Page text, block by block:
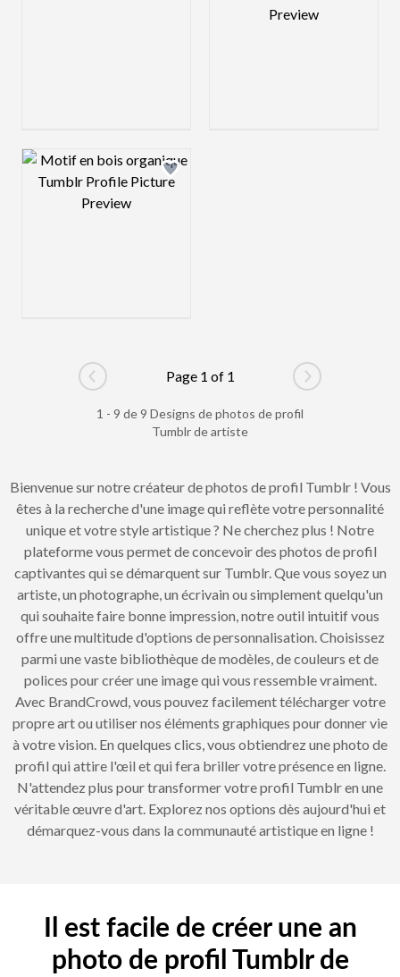
Design preview image
Go to previous page
Page 1 of 1
Go to next
1 - 9 de 9 Designs de photos de profil
Tumblr de artiste
Bienvenue sur notre créateur de photos de profil Tumblr ! Vous
êtes à la recherche d'une image qui reflète votre personnalité
unique et votre style artistique ? Ne cherchez plus ! Notre
plateforme vous permet de concevoir des photos de profil
captivantes qui se démarquent sur Tumblr. Que vous soyez un
artiste, un photographe, un écrivain ou simplement quelqu'un
qui souhaite faire bonne impression, notre outil intuitif vous
offre une multitude d'options de personnalisation. Choisissez
parmi une vaste bibliothèque de modèles, de couleurs et de
polices pour créer une image qui vous ressemble vraiment.
Avec BrandCrowd, vous pouvez facilement télécharger votre
propre art ou utiliser nos éléments graphiques pour donner vie
à votre vision. En quelques clics, vous obtiendrez une photo de
profil qui attire l'œil et qui fera briller votre présence en ligne.
N'attendez plus pour transformer votre profil Tumblr en une
véritable œuvre d'art. Explorez nos options dès aujourd'hui et
démarquez-vous dans la communauté artistique en ligne !
Il est facile de créer une an
photo de profil Tumblr de